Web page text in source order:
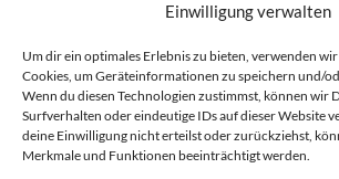
Einwilligung verwalten
Um dir ein optimales Erlebnis zu bieten, verwenden
Cookies, um Geräteinformationen zu speichern und/
Wenn du diesen Technologien zustimmst, können wir
Surfverhalten oder eindeutige IDs auf dieser Website
deine Einwilligung nicht erteilst oder zurückziehst,
Merkmale und Funktionen beeinträchtigt werden.
AGB
Produktabbildungen dienen der Illustration. Sie
Ausstattung zeigen, die nicht zum Lieferumfang